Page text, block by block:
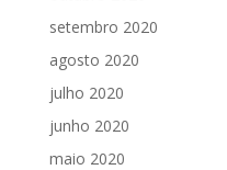
setembro 2020
agosto 2020
julho 2020
junho 2020
maio 2020